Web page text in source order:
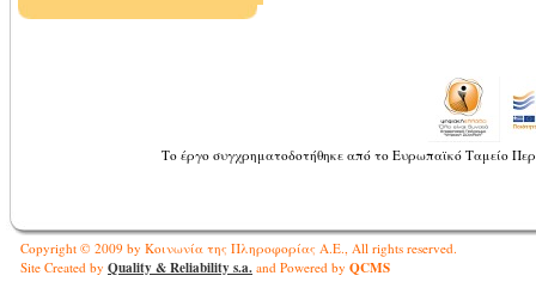
Το έργο συγχρηματοδοτήθηκε από το Ευρωπαϊκό Ταμείο
Copyright © 2009 by Κοινωνία της Πληροφορίας Α.Ε., All rights reserved.
Site Created by Quality & Reliability s.a. and Powered by QCMS